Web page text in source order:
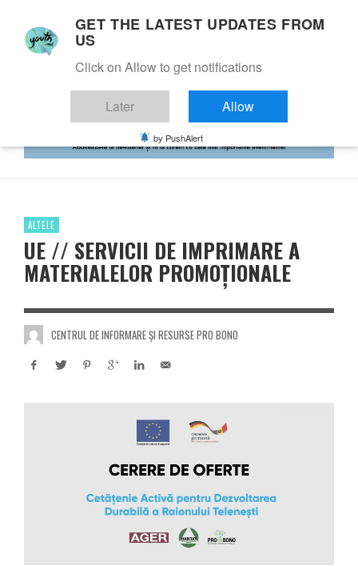
ALTELE
UE // SERVICII DE IMPRIMARE A
MATERIALELOR PROMOȚIONALE
CENTRUL DE INFORMARE ȘI RESURSE PRO BONO
GET THE LATEST UPDATES FROM
US
Click on Allow to get notifications
Later Allow
by PushAlert